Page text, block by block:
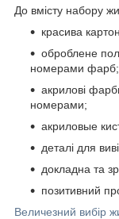
До вмісту набору
красива
оброблене
номерами фарб;
акрилові
номерами;
акриловые
деталі для
докладна та
позитивний
Величезний вибір